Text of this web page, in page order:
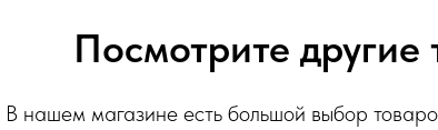
Посмотрите
В нашем магазине есть большой выбор